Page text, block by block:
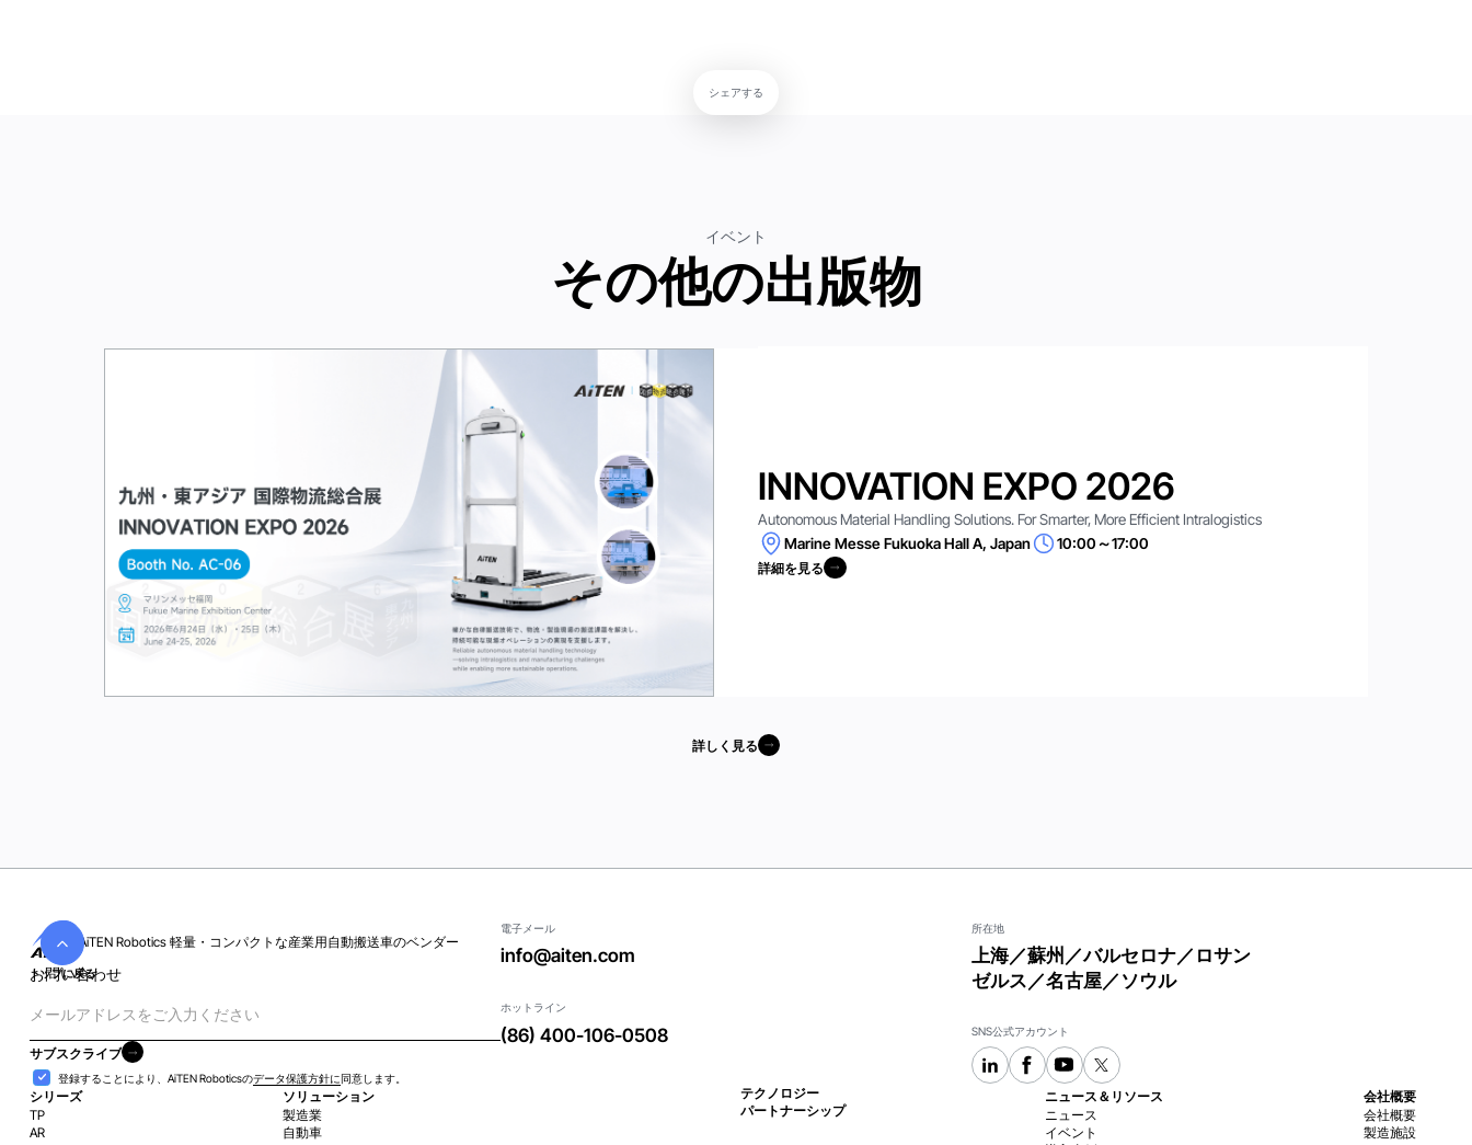
シェアする
イベント
その他の出版物
INNOVATION EXPO 2026
Autonomous Material Handling Solutions. For Smarter, More Efficient Intralogistics
Marine Messe Fukuoka Hall A, Japan
10:00～17:00
詳細を見る
詳しく見る
AiTEN Robotics 軽量・コンパクトな産業用自動搬送車のベンダー
お問い合わせ
子
メ
ー
ル
サブスクライブ
サブスクライブ
受
け
入
れ
登録することにより、AiTEN Roboticsのデータ保護方針に同意します。
電子メール
info@aiten.com
ホットライン
(86) 400-106-0508
所在地
上海／蘇州／バルセロナ／ロサン
ゼルス／名古屋／ソウル
SNS公式アカウント
シリーズ
TP
AR
ソリューション
製造業
自動車
テクノロジー
パートナーシップ
ニュース＆リソース
ニュース
イベント
会社概要
会社概要
製造施設
トップに戻る